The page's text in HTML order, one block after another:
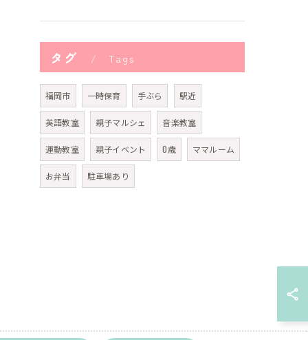
タグ Tags
福岡市 一時保育 手ぶら 駅近
英語教室 親子マルシェ 音楽教室
運動教室 親子イベント 0歳 ママルーム
お弁当 駐車場あり